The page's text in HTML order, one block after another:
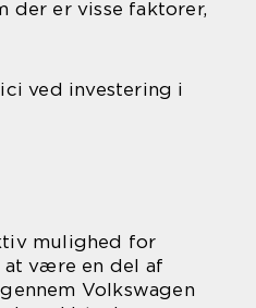
der er visse faktorer,
ved investering i
mulighed for
at være en del af
Volkswagen